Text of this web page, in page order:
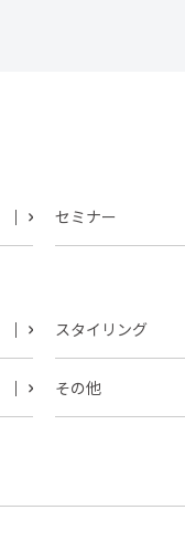
セミナー
スタイリング
その他